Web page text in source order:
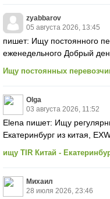
zyabbarov
05 августа 2026, 13:45
пишет: Ищу постоянного
еженедельного Добрый
Ищу постоянных
Olga
03 августа 2026, 11:52
Elena пишет: Ищу
Екатеринбург из китая,
ищу TIR Китай -
Михаил
28 июля 2026, 23:46